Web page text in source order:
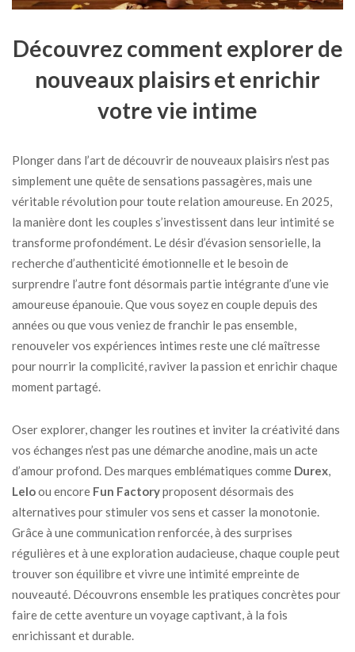
Découvrez comment explorer de
nouveaux plaisirs et enrichir
votre vie intime
Plonger dans l’art de découvrir de nouveaux plaisirs n’est pas
simplement une quête de sensations passagères, mais une
véritable révolution pour toute relation amoureuse. En 2025,
la manière dont les couples s’investissent dans leur intimité se
transforme profondément. Le désir d’évasion sensorielle, la
recherche d’authenticité émotionnelle et le besoin de
surprendre l’autre font désormais partie intégrante d’une vie
amoureuse épanouie. Que vous soyez en couple depuis des
années ou que vous veniez de franchir le pas ensemble,
renouveler vos expériences intimes reste une clé maîtresse
pour nourrir la complicité, raviver la passion et enrichir chaque
moment partagé.
Oser explorer, changer les routines et inviter la créativité dans
vos échanges n’est pas une démarche anodine, mais un acte
d’amour profond. Des marques emblématiques comme Durex,
Leloou encore Fun Factoryproposent désormais des
alternatives pour stimuler vos sens et casser la monotonie.
Grâce à une communication renforcée, à des surprises
régulières et à une exploration audacieuse, chaque couple peut
trouver son équilibre et vivre une intimité empreinte de
nouveauté. Découvrons ensemble les pratiques concrètes pour
faire de cette aventure un voyage captivant, à la fois
enrichissant et durable.